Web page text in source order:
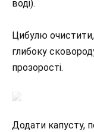
воді).
Цибулю очистити,
глибоку
прозорості.
Додати капусту,